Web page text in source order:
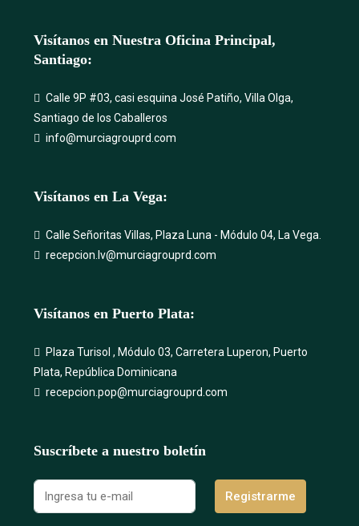
Visítanos en Nuestra Oficina Principal,
Santiago:
Calle 9P #03, casi esquina José Patiño, Villa Olga,
Santiago de los Caballeros
info@murciagrouprd.com
Visítanos en La Vega:
Calle Señoritas Villas, Plaza Luna - Módulo 04, La Vega.
recepcion.lv@murciagrouprd.com
Visítanos en Puerto Plata:
Plaza Turisol , Módulo 03, Carretera Luperon, Puerto
Plata, República Dominicana
recepcion.pop@murciagrouprd.com
Suscríbete a nuestro boletín
Registrarme